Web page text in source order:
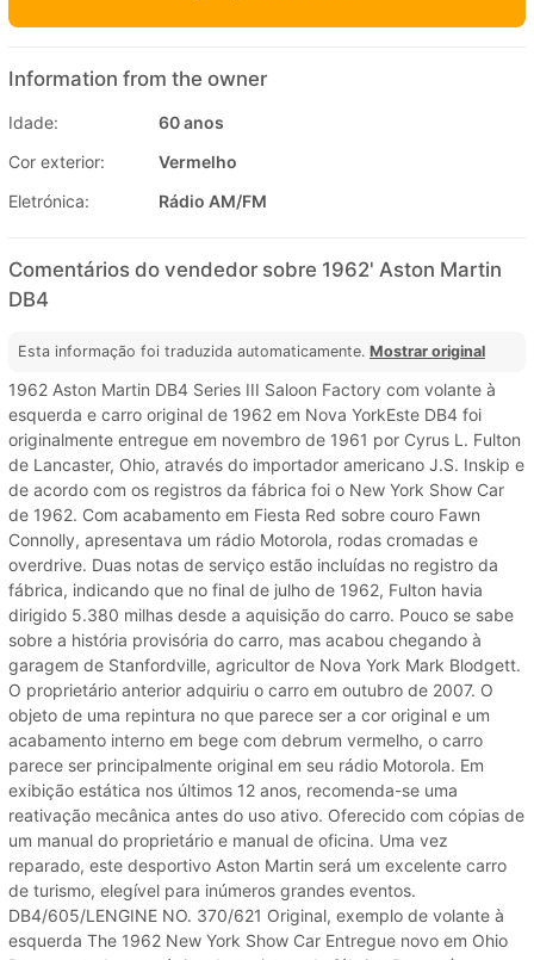
Information from the owner
Idade:
60 anos
Cor exterior:
Vermelho
Eletrónica:
Rádio AM/FM
Comentários do vendedor sobre 1962' Aston Martin
DB4
Esta informação foi traduzida automaticamente. Mostrar original
1962 Aston Martin DB4 Series III Saloon Factory com volante à
esquerda e carro original de 1962 em Nova YorkEste DB4 foi
originalmente entregue em novembro de 1961 por Cyrus L. Fulton
de Lancaster, Ohio, através do importador americano J.S. Inskip e
de acordo com os registros da fábrica foi o New York Show Car
de 1962. Com acabamento em Fiesta Red sobre couro Fawn
Connolly, apresentava um rádio Motorola, rodas cromadas e
overdrive. Duas notas de serviço estão incluídas no registro da
fábrica, indicando que no final de julho de 1962, Fulton havia
dirigido 5.380 milhas desde a aquisição do carro. Pouco se sabe
sobre a história provisória do carro, mas acabou chegando à
garagem de Stanfordville, agricultor de Nova York Mark Blodgett.
O proprietário anterior adquiriu o carro em outubro de 2007. O
objeto de uma repintura no que parece ser a cor original e um
acabamento interno em bege com debrum vermelho, o carro
parece ser principalmente original em seu rádio Motorola. Em
exibição estática nos últimos 12 anos, recomenda-se uma
reativação mecânica antes do uso ativo. Oferecido com cópias de
um manual do proprietário e manual de oficina. Uma vez
reparado, este desportivo Aston Martin será um excelente carro
de turismo, elegível para inúmeros grandes eventos.
DB4/605/LENGINE NO. 370/621 Original, exemplo de volante à
esquerda The 1962 New York Show Car Entregue novo em Ohio